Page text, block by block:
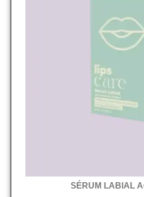
SÉRUM LABIAL